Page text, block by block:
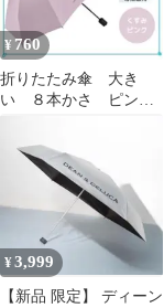
¥760
折りたたみ傘 大き
い ８本かさ ピン
ト レディースメンズ
¥3,999
【新品 限定】 ディーン